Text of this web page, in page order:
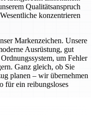
Qualitätsanspruch
konzentrieren
Markenzeichen. Unsere
Ausrüstung, gut
um Fehler
Ganz gleich, ob Sie
planen – wir übernehmen
für ein reibungsloses